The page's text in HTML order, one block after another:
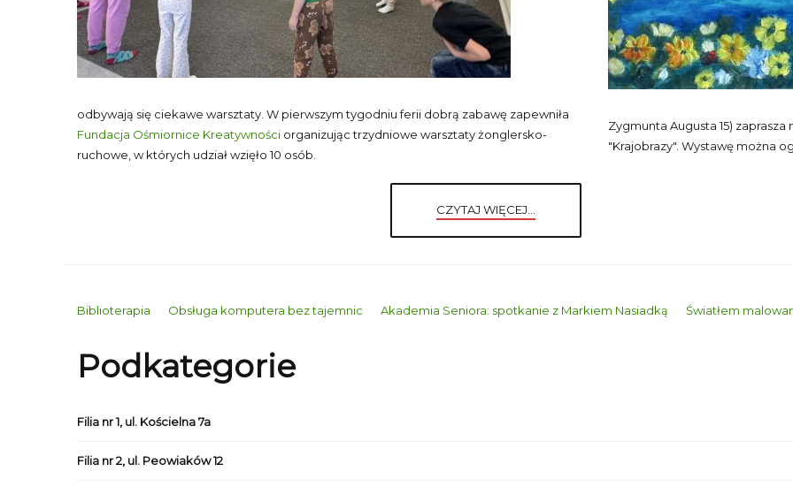
odbywają się ciekawe warsztaty. W pierwszym tygodniu ferii dobrą zabawę zapewniła
Fundacja Ośmiornice Kreatywności organizując trzydniowe warsztaty żonglersko-
ruchowe, w których udział wzięło 10 osób.
CZYTAJ WIĘCEJ...
Zygmunta Augusta 15)
"Krajobrazy". Wystawę można
Biblioterapia Obsługa komputera bez tajemnic Akademia Seniora: spotkanie z Markiem Nasiadką Światłem
Podkategorie
Filia nr 1, ul. Kościelna 7a
Filia nr 2, ul. Peowiaków 12